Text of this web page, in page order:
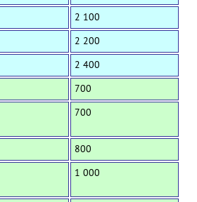
2 100
2 200
2 400
700
700
800
1 000